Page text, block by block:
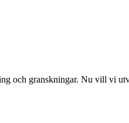
och granskningar. Nu vill vi